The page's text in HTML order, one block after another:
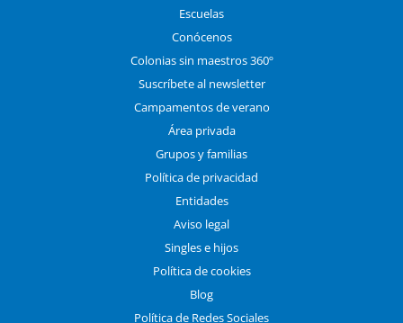
Escuelas
Conócenos
Colonias sin maestros 360º
Suscríbete al newsletter
Campamentos de verano
Área privada
Grupos y familias
Política de privacidad
Entidades
Aviso legal
Singles e hijos
Política de cookies
Blog
Política de Redes Sociales